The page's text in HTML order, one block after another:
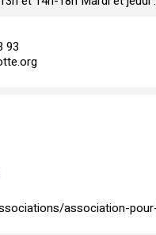
93
association-